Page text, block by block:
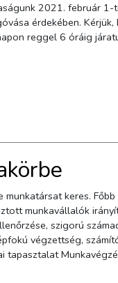
2021. február
érdekében.
reggel 6 óráig
munkavállalók
szigorú
végzettség,
helye: 9028 Győr-